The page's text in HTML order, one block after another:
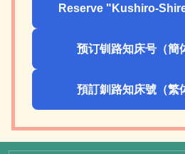
Reserve "Kushiro-
预订钏路知床号（簡
預訂釧路知床號（繁